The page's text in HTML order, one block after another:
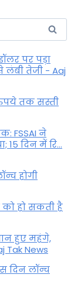
पर पड़ा
लंबी तेजी - Aaj
तक सस्ती
FSSAI ने
दिन में रि...
होगी
हो सकती है
हुए महंगे,
News
दिन लॉन्च